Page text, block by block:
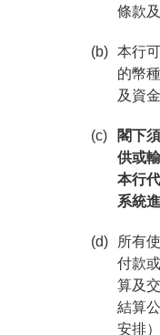
條款
(b) 本行
的幣
及資
(c)
閣下
供或
本行
系統
(d)
所有
付款
算及
結算
安排